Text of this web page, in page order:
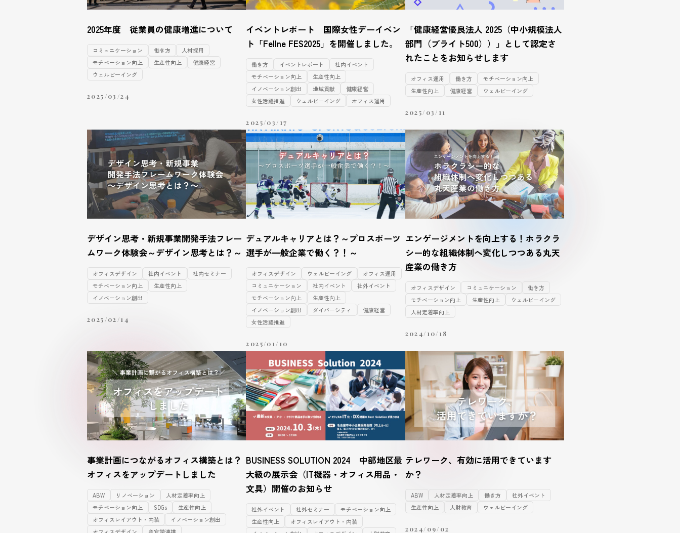
2025年度 従業員の健康増進について
コミュニケーション 働き方
人材採用
モチベーション向上
生産性向上
健康経営
ウェルビーイング
2025/03/24
イベントレポート 国際女性デーイベン
ト「Fellne FES2025」を開催しました。
働き方 イベントレポート
社内イベント
モチベーション向上
生産性向上
イノベーション創出
地域貢献
健康経営
女性活躍推進
ウェルビーイング オフィス運用
2025/03/17
「健康経営優良法人 2025（中小規模法人
部門（ブライト500））」として認定さ
れたことをお知らせします
オフィス運用 働き方
モチベーション向上
生産性向上
健康経営 ウェルビーイング
2025/03/11
デザイン思考・新規事業開発手法フレー
ムワーク体験会～デザイン思考とは？～
オフィスデザイン 社内イベント
社内セミナー
モチベーション向上
生産性向上
イノベーション創出
2025/02/14
デュアルキャリアとは？～プロスポーツ
選手が一般企業で働く？！～
オフィスデザイン ウェルビーイング
オフィス運用
コミュニケーション
社内イベント
社外イベント
モチベーション向上
生産性向上
イノベーション創出
ダイバーシティ
健康経営
女性活躍推進
2025/01/10
エンゲージメントを向上する！ホラクラ
シー的な組織体制へ変化しつつある丸天
産業の働き方
オフィスデザイン コミュニケーション
働き方
モチベーション向上
生産性向上
ウェルビーイング
人材定着率向上
2024/10/18
事業計画につながるオフィス構築とは？
オフィスをアップデートしました
ABW リノベーション
人材定着率向上
モチベーション向上
SDGs
生産性向上
オフィスレイアウト・内装
イノベーション創出
BUSINESS SOLUTION 2024 中部地区最
大級の展示会（IT機器・オフィス用品・
文具）開催のお知らせ
社外イベント 社外セミナー
モチベーション向上
生産性向上
オフィスレイアウト・内装
テレワーク、有効に活用できています
か？
ABW 人材定着率向上 働き方
社外イベント
生産性向上
人財教育 ウェルビーイング
2024/09/02